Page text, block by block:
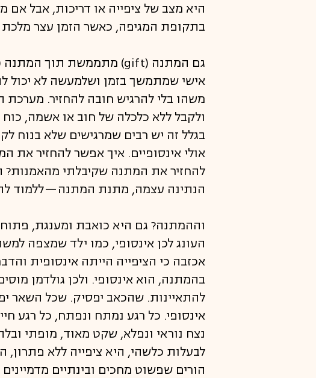
היא מצב של ציפייה או דריכות, אבל
בתקופת המגיפה, כאשר הזמן עצר
אישי שמתמשך בזמן ושלמעשה לא יכול
משהו בלי להרגיש חובה להחזיר.
ולקבל ללא כלכלה של חוב או אשמה,
בגלל זה יש רבים שמרגישים שלא בנוח
אולי אינסופיים. איך אפשר להחזיר את
להחזיר את המתנה שקיבלתי
הנתינה עצמה, מתנת המתנה—ללמוד
וההמתנה? גם היא כואבת ומענגת,
העונג לכן אינסופי, כמו ילד שמצפה
אכזבה כי הציפייה הייתה אינסופית
בהמתנה, הוא אינסופי. ולכן גולדמן
להתאיינות. שהכאב יפסיק. שכל השאר
אינסופי. כל רגע נמתח ונפתח, כל רגע
נצח נוראי ונפלא, שקט מאוד, מופתי
לבעלות כלשהי, היא ציפייה ללא